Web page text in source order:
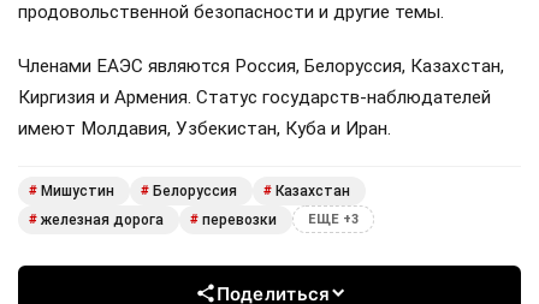
продовольственной безопасности и другие темы.
Членами ЕАЭС являются Россия, Белоруссия, Казахстан,
Киргизия и Армения. Статус государств-наблюдателей
имеют Молдавия, Узбекистан, Куба и Иран.
# Мишустин # Белоруссия # Казахстан
# железная дорога # перевозки ЕЩЕ +3
Поделиться